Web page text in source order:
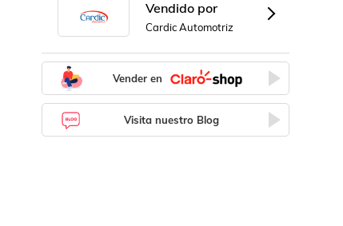
Vendido por
Cardic Automotriz
Vender en
Visita nuestro Blog